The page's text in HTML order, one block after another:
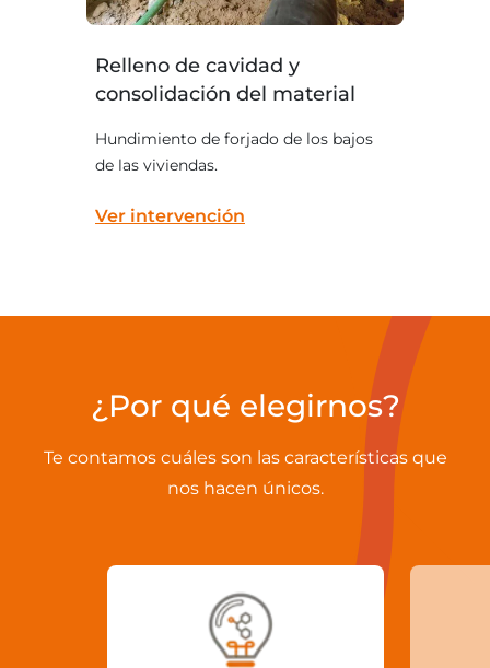
Relleno de cavidad y
consolidación del material
Hundimiento de forjado de los bajos
de las viviendas.
Ver intervención
¿Por qué elegirnos?
Te contamos cuáles son las características que
nos hacen únicos.